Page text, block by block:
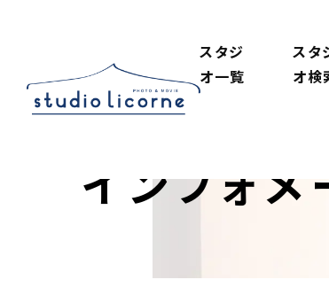
スタジ
オ一覧
スタ
オ検
インフォ